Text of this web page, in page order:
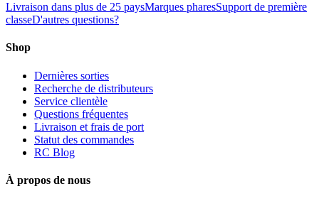
Livraison dans plus de 25 paysMarques pharesSupport de première
classeD'autres questions?
Shop
Dernières sorties
Recherche de distributeurs
Service clientèle
Questions fréquentes
Livraison et frais de port
Statut des commandes
RC Blog
À propos de nous